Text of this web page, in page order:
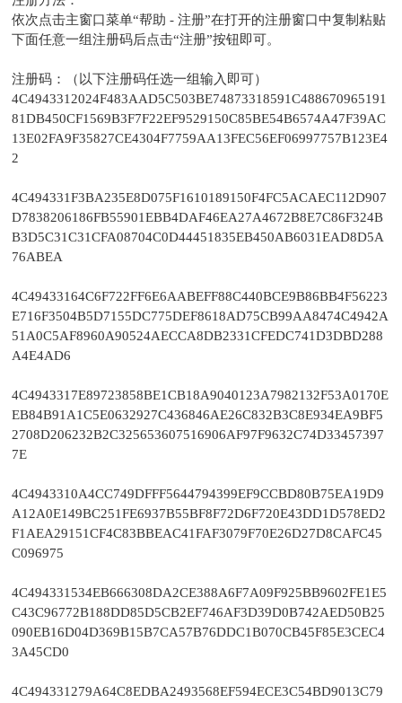
依次点击主窗口菜单“帮助 - 注册”在打开的注册窗口中复制粘贴
下面任意一组注册码后点击“注册”按钮即可。
注册码：（以下注册码任选一组输入即可）
4C4943312024F483AAD5C503BE74873318591C488670965191
81DB450CF1569B3F7F22EF9529150C85BE54B6574A47F39AC
13E02FA9F35827CE4304F7759AA13FEC56EF06997757B123E4
2
4C494331F3BA235E8D075F1610189150F4FC5ACAEC112D907
D7838206186FB55901EBB4DAF46EA27A4672B8E7C86F324B
B3D5C31C31CFA08704C0D44451835EB450AB6031EAD8D5A
76ABEA
4C49433164C6F722FF6E6AABEFF88C440BCE9B86BB4F56223
E716F3504B5D7155DC775DEF8618AD75CB99AA8474C4942A
51A0C5AF8960A90524AECCA8DB2331CFEDC741D3DBD288
A4E4AD6
4C4943317E89723858BE1CB18A9040123A7982132F53A0170E
EB84B91A1C5E0632927C436846AE26C832B3C8E934EA9BF5
2708D206232B2C325653607516906AF97F9632C74D33457397
7E
4C4943310A4CC749DFFF5644794399EF9CCBD80B75EA19D9
A12A0E149BC251FE6937B55BF8F72D6F720E43DD1D578ED2
F1AEA29151CF4C83BBEAC41FAF3079F70E26D27D8CAFC45
C096975
4C494331534EB666308DA2CE388A6F7A09F925BB9602FE1E5
C43C96772B188DD85D5CB2EF746AF3D39D0B742AED50B25
090EB16D04D369B15B7CA57B76DDC1B070CB45F85E3CEC4
3A45CD0
4C494331279A64C8EDBA2493568EF594ECE3C54BD9013C79